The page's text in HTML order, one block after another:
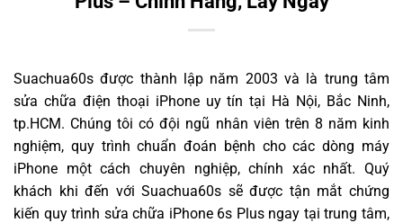
Suachua60s được thành lập năm 2003 và là trung tâm
sửa chữa điện thoại iPhone uy tín tại Hà Nội, Bắc Ninh,
tp.HCM. Chúng tôi có đội ngũ nhân viên trên 8 năm kinh
nghiệm, quy trình chuẩn đoán bệnh cho các dòng máy
iPhone một cách chuyên nghiệp, chính xác nhất. Quý
khách khi đến với Suachua60s sẽ được tận mắt chứng
kiến quy trình sửa chữa iPhone 6s Plus ngay tại trung tâm,